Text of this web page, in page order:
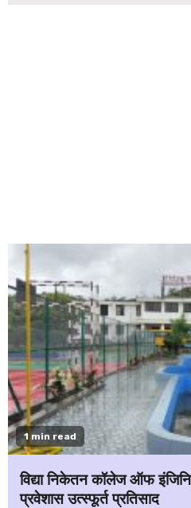
1 min read
विद्या निकेतन कॉलेज ऑफ
प्रवेशास उत्स्फूर्त प्रतिसाद